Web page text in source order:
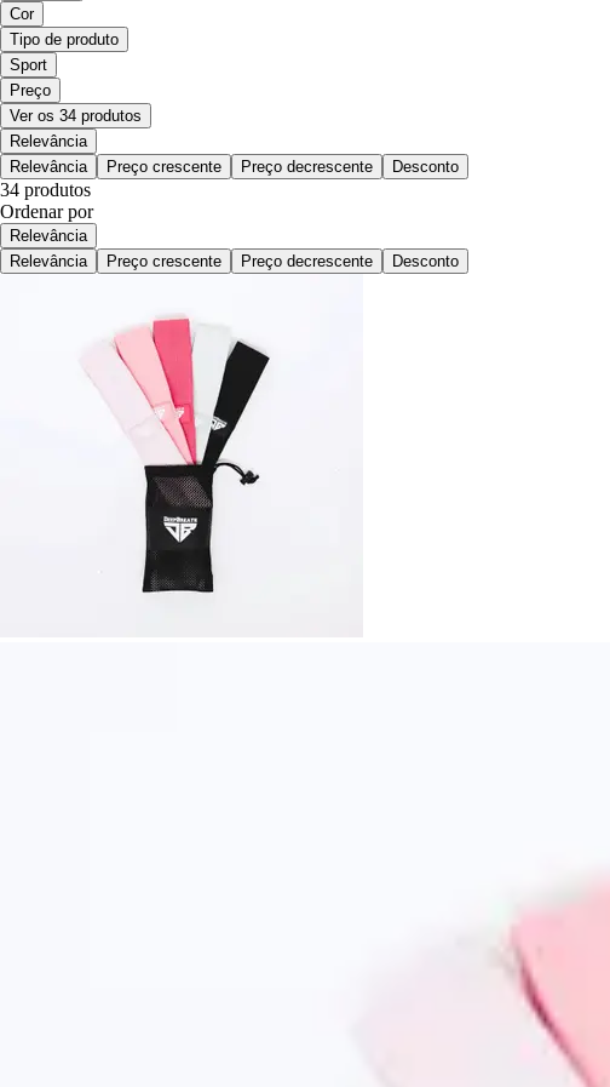
Cor
Tipo de produto
Sport
Preço
Ver os 34 produtos
Relevância
Relevância
Preço crescente Preço decrescente Desconto
34 produtos
Ordenar por
Relevância
Relevância
Preço crescente Preço decrescente Desconto